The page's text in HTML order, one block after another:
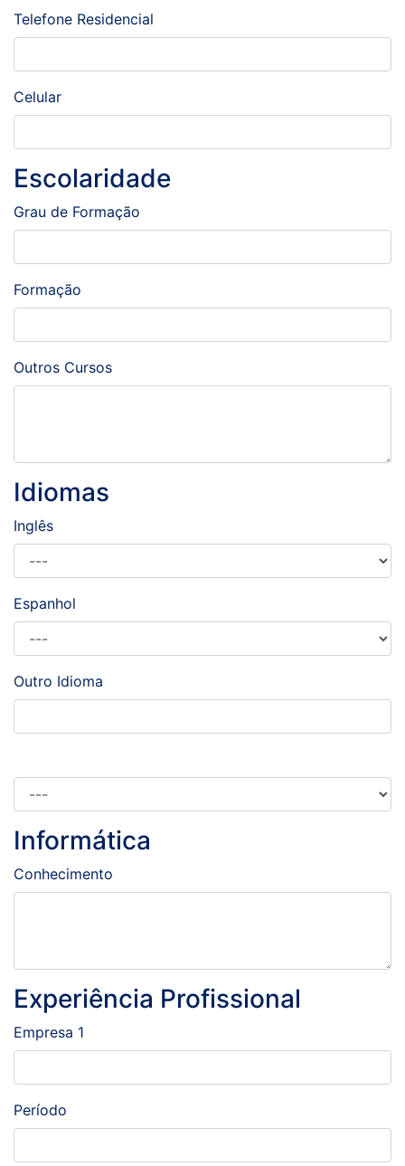
Telefone Residencial
Celular
Escolaridade
Grau de Formação
Formação
Outros Cursos
Idiomas
Inglês
Espanhol
Outro Idioma
Informática
Conhecimento
Experiência Profissional
Empresa 1
Período